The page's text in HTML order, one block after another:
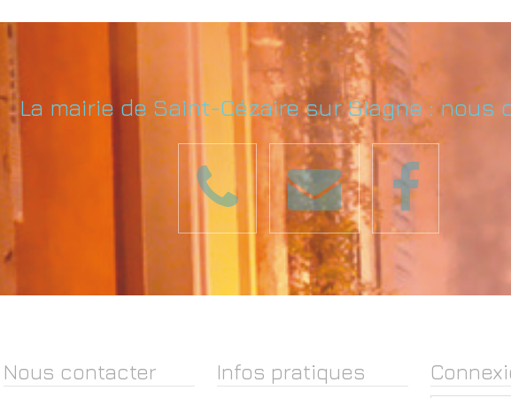
La mairie de Saint-Cézaire sur Siagne : nous
Nous contacter Infos pratiques